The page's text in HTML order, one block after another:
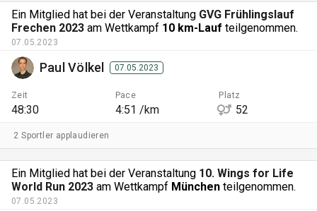
Ein Mitglied hat bei der Veranstaltung GVG Frühlingslauf
Frechen 2023 am Wettkampf 10 km-Lauf teilgenommen.
07.05.2023
Paul Völkel 07.05.2023
Zeit
48:30
Pace
4:51 /km
Platz
52
2 Sportler applaudieren
Ein Mitglied hat bei der Veranstaltung 10. Wings for Life
World Run 2023 am Wettkampf München teilgenommen.
07.05.2023